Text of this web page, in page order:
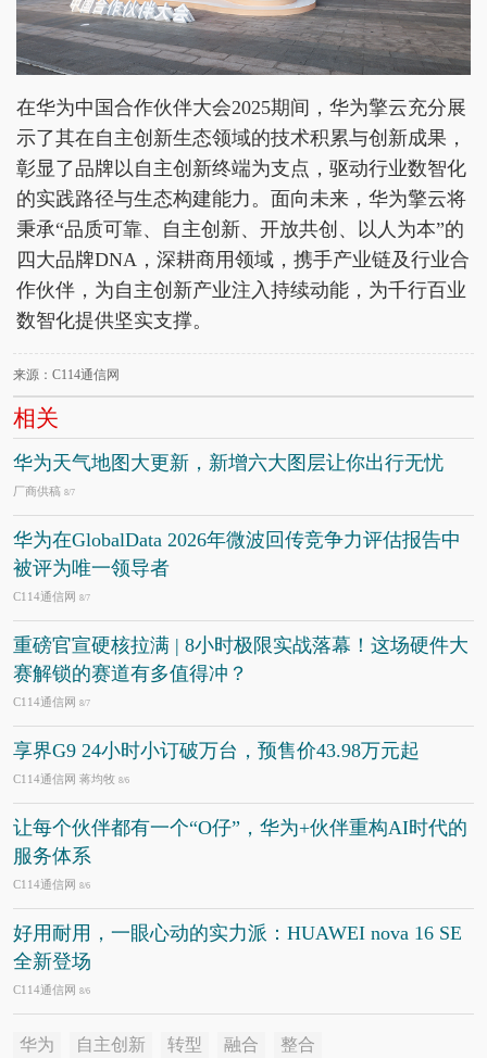
在华为中国合作伙伴大会2025期间，华为擎云充分展
示了其在自主创新生态领域的技术积累与创新成果，
彰显了品牌以自主创新终端为支点，驱动行业数智化
的实践路径与生态构建能力。面向未来，华为擎云将
秉承“品质可靠、自主创新、开放共创、以人为本”的
四大品牌DNA，深耕商用领域，携手产业链及行业合
作伙伴，为自主创新产业注入持续动能，为千行百业
数智化提供坚实支撑。
来源：C114通信网
相关
华为天气地图大更新，新增六大图层让你出行无忧
厂商供稿 8/7
华为在GlobalData 2026年微波回传竞争力评估报告中
被评为唯一领导者
C114通信网 8/7
重磅官宣硬核拉满 | 8小时极限实战落幕！这场硬件大
赛解锁的赛道有多值得冲？
C114通信网 8/7
享界G9 24小时小订破万台，预售价43.98万元起
C114通信网 蒋均牧 8/6
让每个伙伴都有一个“O仔”，华为+伙伴重构AI时代的
服务体系
C114通信网 8/6
好用耐用，一眼心动的实力派：HUAWEI nova 16 SE
全新登场
C114通信网 8/6
华为 自主创新 转型 融合 整合